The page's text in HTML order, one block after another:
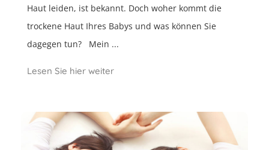
Haut leiden, ist bekannt. Doch woher kommt die
trockene Haut Ihres Babys und was können Sie
dagegen tun? Mein ...
Lesen Sie hier weiter